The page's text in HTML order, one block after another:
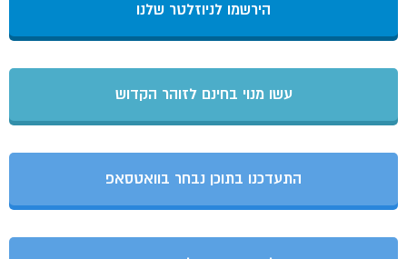
הירשמו לניוזלטר שלנו
עשו מנוי בחינם לזוהר הקדוש
התעדכנו בתוכן נבחר בוואטסאפ